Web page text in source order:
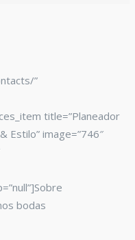
”
title=”Planeador
Estilo” image=”746″
bodas